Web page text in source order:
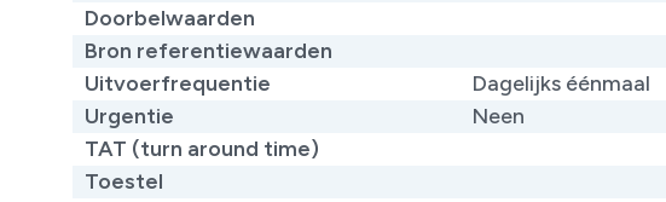
Doorbelwaarden
Bron referentiewaarden
Uitvoerfrequentie
Dagelijks éénmaal
Urgentie
Neen
TAT (turn around time)
Toestel